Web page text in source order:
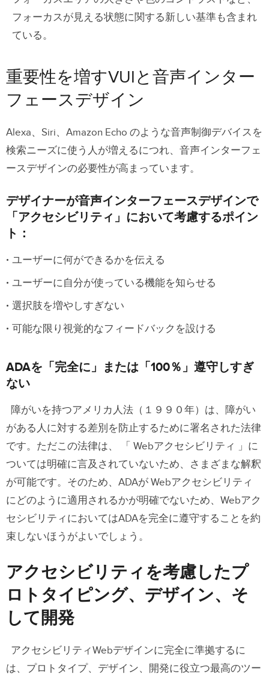
フォーカスが見える状態に関する新しい基準も含まれ
ている。
重要性を増すVUIと音声インター
フェースデザイン
Alexa、Siri、Amazon Echo のような音声制御デバイスを
検索ニーズに使う人が増えるにつれ、音声インターフェ
ースデザインの必要性が高まっています。
デザイナーが音声インターフェースデザインで
「アクセシビリティ」において考慮するポイン
ト：
ユーザーに何ができるかを伝える
ユーザーに自分が使っている機能を知らせる
選択肢を増やしすぎない
可能な限り視覚的なフィードバックを設ける
ADAを「完全に」または「100％」遵守しすぎ
ない
障がいを持つアメリカ人法（１９９０年）は、障がい
がある人に対する差別を防止するために署名された法律
です。ただこの法律は、 「 Webアクセシビリティ 」に
ついては明確に言及されていないため、さまざまな解釈
が可能です。そのため、ADAが Webアクセシビリティ
にどのように適用されるかが明確でないため、Webアク
セシビリティにおいてはADAを完全に遵守することを約
束しないほうがよいでしょう。
アクセシビリティを考慮したプ
ロトタイピング、デザイン、そ
して開発
アクセシビリティWebデザインに完全に準拠するに
は、プロトタイプ、デザイン、開発に役立つ最高のツー